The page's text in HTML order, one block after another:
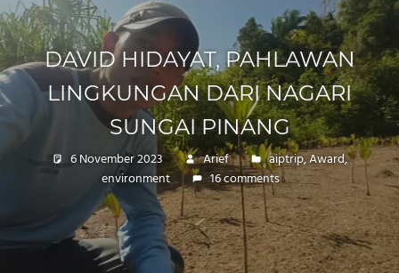
DAVID HIDAYAT, PAHLAWAN
LINGKUNGAN DARI NAGARI
SUNGAI PINANG
6 November 2023 Arief aiptrip,Award,
environment
16 comments